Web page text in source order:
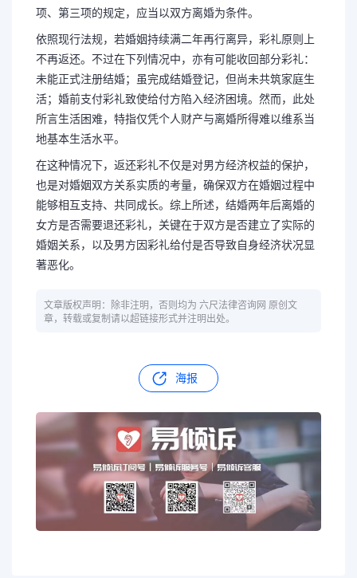
项、第三项的规定，应当以双方离婚为条件。
依照现行法规，若婚姻持续满二年再行离异，彩礼原则上
不再返还。不过在下列情况中，亦有可能收回部分彩礼：
未能正式注册结婚；虽完成结婚登记，但尚未共筑家庭生
活；婚前支付彩礼致使给付方陷入经济困境。然而，此处
所言生活困难，特指仅凭个人财产与离婚所得难以维系当
地基本生活水平。
在这种情况下，返还彩礼不仅是对男方经济权益的保护，
也是对婚姻双方关系实质的考量，确保双方在婚姻过程中
能够相互支持、共同成长。综上所述，结婚两年后离婚的
女方是否需要退还彩礼，关键在于双方是否建立了实际的
婚姻关系，以及男方因彩礼给付是否导致自身经济状况显
著恶化。
文章版权声明：除非注明，否则均为 六尺法律咨询网 原创文
章，转载或复制请以超链接形式并注明出处。
海报